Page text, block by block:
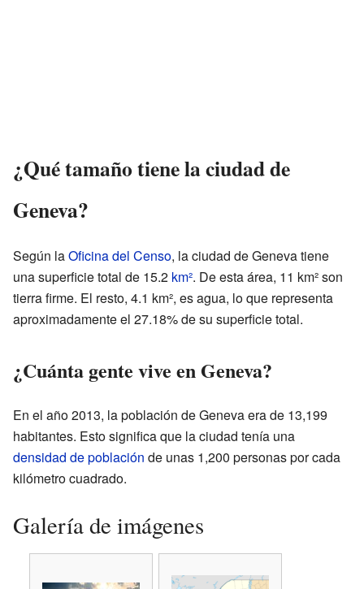
¿Qué tamaño tiene la ciudad de
Geneva?
Según laOficina del Censo, la ciudad de Geneva tiene
una superficie total de 15.2 km². De esta área, 11 km² son
tierra firme. El resto, 4.1 km², es agua, lo que representa
aproximadamente el 27.18% de su superficie total.
¿Cuánta gente vive en Geneva?
En el año 2013, la población de Geneva era de 13,199
habitantes. Esto significa que la ciudad tenía una
densidad de población de unas 1,200 personas por cada
kilómetro cuadrado.
Galería de imágenes